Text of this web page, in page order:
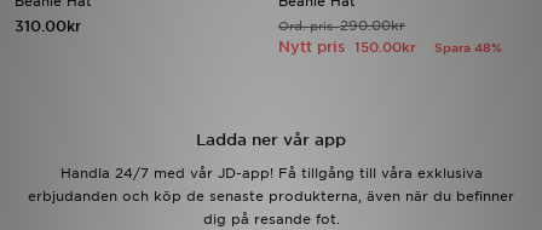
310.00kr Ord. pris290.00kr
Nytt pris 150.00kr Spara 48%
Ladda ner vår app
Handla 24/7 med vår JD-app! Få tillgång till våra exklusiva
erbjudanden och köp de senaste produkterna, även när du befinner
dig på resande fot.
Ladda ner appen
Kundservice